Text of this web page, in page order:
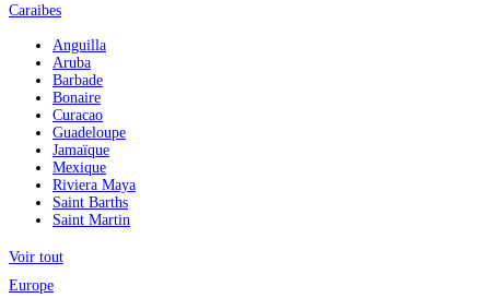
Caraibes
Anguilla
Aruba
Barbade
Bonaire
Curacao
Guadeloupe
Jamaïque
Mexique
Riviera Maya
Saint Barths
Saint Martin
Voir tout
Europe